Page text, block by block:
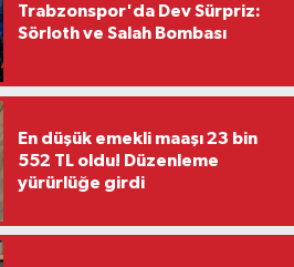
Trabzonspor'da Dev Sürpriz:
Sörloth ve Salah Bombası
En düşük emekli maaşı 23 bin
552 TL oldu! Düzenleme
yürürlüğe girdi